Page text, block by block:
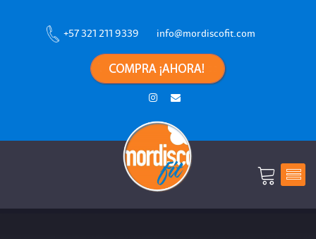
+57 321 211 9339 info@mordiscofit.com